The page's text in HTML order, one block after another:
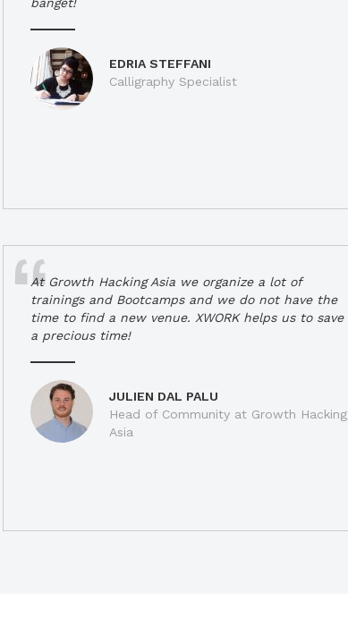
EDRIA STEFFANI
Calligraphy Specialist
At Growth Hacking Asia we organize a lot of
trainings and Bootcamps and we do not have the
time to find a new venue. XWORK helps us to save
a precious time!
JULIEN DAL PALU
Head of Community at Growth Hacking
Asia